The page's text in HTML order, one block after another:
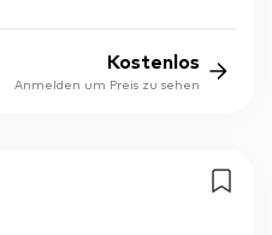
Kostenlos
Anmelden um Preis zu sehen